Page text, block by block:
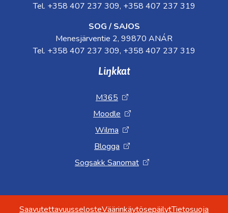
Tel. +358 407 237 309, +358 407 237 319
SOG / SAJOS
Menesjärventie 2, 99870 ANÁR
Tel. +358 407 237 309, +358 407 237 319
Liŋkkat
M365
Moodle
Wilma
Blogga
Sogsakk Sanomat
SaavutettavuusselosteVäärinkäytösepäilytTietosuoja